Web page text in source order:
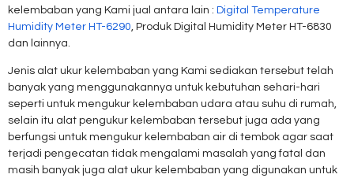
kelembaban yang Kami jual antara lain : Digital Temperature
Humidity Meter HT-6290, Produk Digital Humidity Meter HT-6830
dan lainnya.
Jenis alat ukur kelembaban yang Kami sediakan tersebut telah
banyak yang menggunakannya untuk kebutuhan sehari-hari
seperti untuk mengukur kelembaban udara atau suhu di rumah,
selain itu alat pengukur kelembaban tersebut juga ada yang
berfungsi untuk mengukur kelembaban air di tembok agar saat
terjadi pengecatan tidak mengalami masalah yang fatal dan
masih banyak juga alat ukur kelembaban yang digunakan untuk